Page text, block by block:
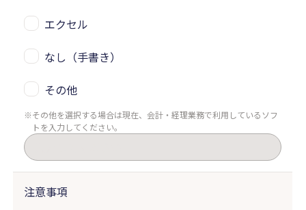
エクセル
なし（手書き）
その他
その他を選択する場合は現在、会計・経理業務で利用しているソフ
トを入力してください。
注意事項